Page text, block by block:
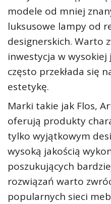
modele od mniej
luksusowe lampy od
designerskich. Warto
inwestycja w
często przekłada się
estetykę.
Marki takie jak Flos,
oferują produkty
tylko wyjątkowym
wysoką jakością
poszukujących
rozwiązań warto
popularnych sieci